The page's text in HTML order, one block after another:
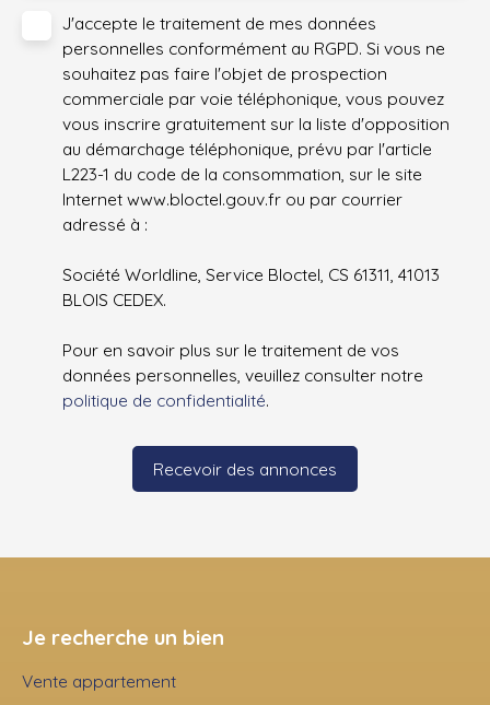
J'accepte le traitement de mes données
personnelles conformément au RGPD. Si vous ne
souhaitez pas faire l'objet de prospection
commerciale par voie téléphonique, vous pouvez
vous inscrire gratuitement sur la liste d'opposition
au démarchage téléphonique, prévu par l'article
L223-1 du code de la consommation, sur le site
Internet www.bloctel.gouv.fr ou par courrier
adressé à :
Société Worldline, Service Bloctel, CS 61311, 41013
BLOIS CEDEX.
Pour en savoir plus sur le traitement de vos
données personnelles, veuillez consulter notre
politique de confidentialité.
Recevoir des annonces
Je recherche un bien
Vente appartement